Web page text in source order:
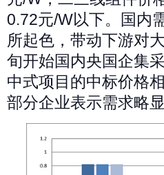
0.72元/W以下。国内
所起色，带动下游对
旬开始国内央国企集
中式项目的中标价格
部分企业表示需求略